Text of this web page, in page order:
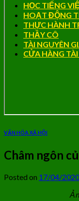
HỌC TIẾNG
HOẠT ĐỘNG
THỰC HÀNH
THẦY CÔ
TÀI NGUYÊN
CỬA HÀNG
VĂN HÓA XÃ HỘI
Châm ngôn
Posted on 17/04/2020